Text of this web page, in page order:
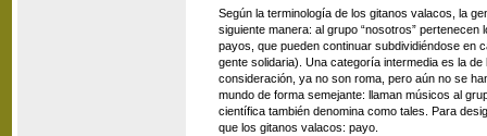
Según la terminología de los gitanos valacos, la
siguiente manera: al grupo “nosotros”
payos, que pueden continuar subdividiéndose en
gente solidaria). Una categoría intermedia es la
consideración, ya no son roma, pero aún no se
mundo de forma semejante: llaman músicos al
científica también denomina como tales. Para
que los gitanos valacos: payo.